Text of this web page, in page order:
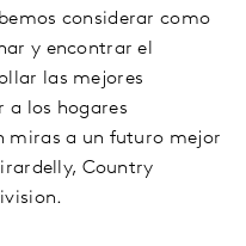
considerar como
y encontrar el
las mejores
a los hogares
miras a un futuro mejor
Country